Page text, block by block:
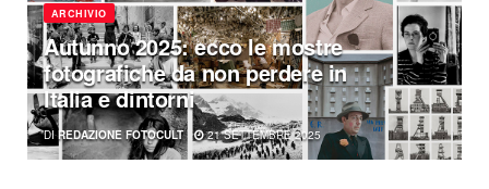
ARCHIVIO
Autunno 2025: ecco le mostre
fotografiche da non perdere in
Italia e dintorni
DI REDAZIONE FOTOCULT 21 SETTEMBRE 2025